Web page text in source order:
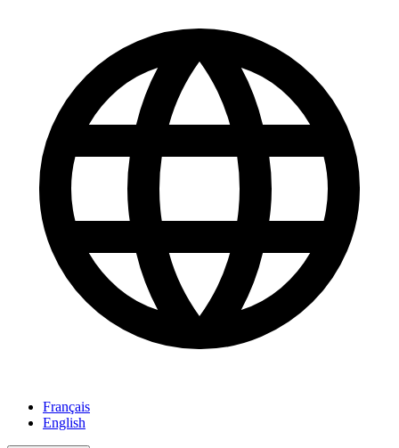
Français
English